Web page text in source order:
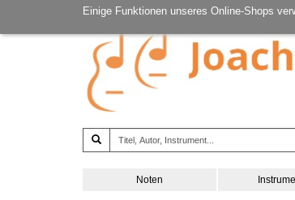
Einige Funktionen unseres Online-Shops
Noten